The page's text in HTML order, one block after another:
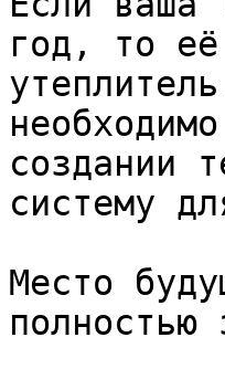
год, то её
создании
систему
Место